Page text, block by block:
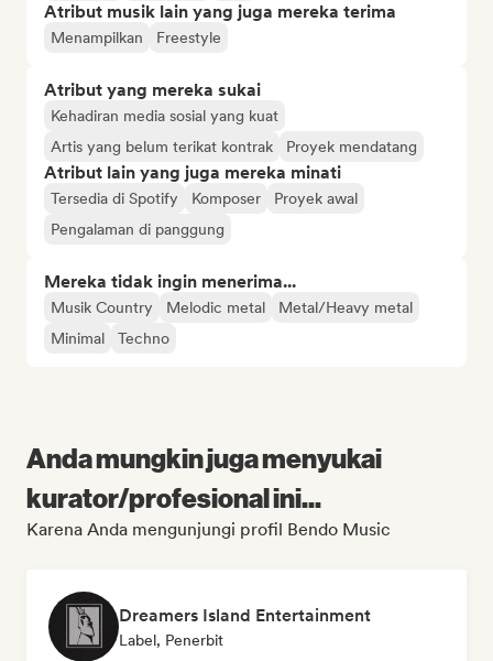
Atribut musik lain yang juga mereka terima
Menampilkan Freestyle
Atribut yang mereka sukai
Kehadiran media sosial yang kuat
Artis yang belum terikat kontrak
Proyek mendatang
Atribut lain yang juga mereka minati
Tersedia di Spotify Komposer
Proyek awal
Pengalaman di panggung
Mereka tidak ingin menerima...
Musik Country Melodic metal
Metal/Heavy metal
Minimal
Techno
Anda mungkin juga menyukai
kurator/profesional ini...
Karena Anda mengunjungi profil Bendo Music
Dreamers Island Entertainment
Label, Penerbit